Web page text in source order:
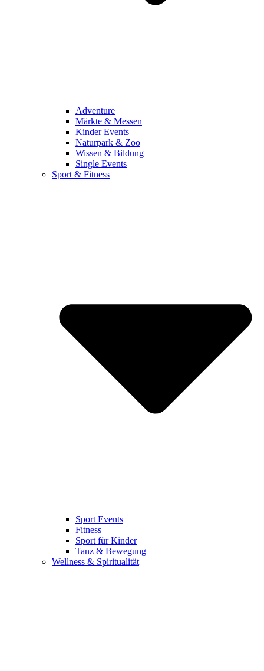
Adventure
Märkte & Messen
Kinder Events
Naturpark & Zoo
Wissen & Bildung
Single Events
Sport & Fitness
Sport Events
Fitness
Sport für Kinder
Tanz & Bewegung
Wellness & Spiritualität